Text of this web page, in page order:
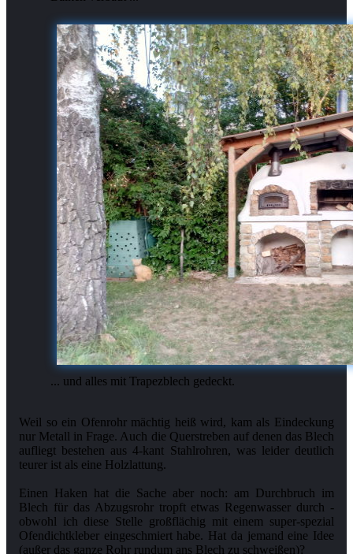
... und alles mit Trapezblech gedeckt.
Weil so ein Ofenrohr mächtig heiß wird, kam als Eindeckung
nur Metall in Frage. Auch die Querstreben auf denen das Blech
aufliegt bestehen aus 4-kant Stahlrohren, was leider deutlich
teurer ist als eine Holzlattung.
Einen Haken hat die Sache aber noch: am Durchbruch im
Blech für das Abzugsrohr tropft etwas Regenwasser durch -
obwohl ich diese Stelle großflächig mit einem super-spezial
Ofendichtkleber eingeschmiert habe. Hat da jemand eine Idee